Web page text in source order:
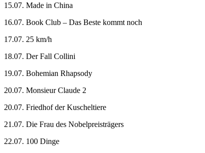
15.07. Made in China
16.07. Book Club – Das Beste kommt noch
17.07. 25 km/h
18.07. Der Fall Collini
19.07. Bohemian Rhapsody
20.07. Monsieur Claude 2
20.07. Friedhof der Kuscheltiere
21.07. Die Frau des Nobelpreisträgers
22.07. 100 Dinge